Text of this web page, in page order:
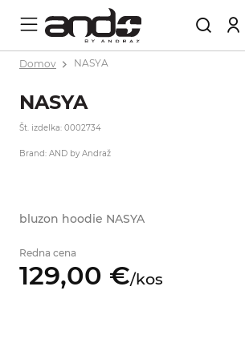
Domov NASYA
NASYA
Št. izdelka: 0002734
Brand: AND by Andraž
bluzon hoodie NASYA
Redna cena
129,00 €/kos